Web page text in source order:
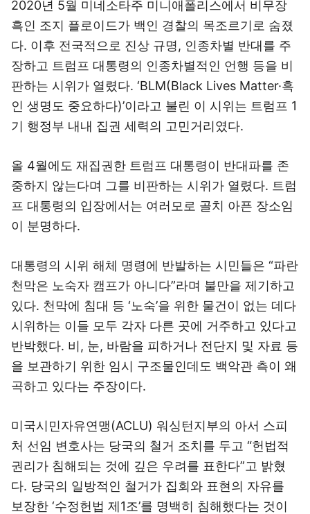
2020년 5월 미네소타주 미니애폴리스에서 비무장
흑인 조지 플로이드가 백인 경찰의 목조르기로 숨졌
다. 이후 전국적으로 진상 규명, 인종차별 반대를 주
장하고 트럼프 대통령의 인종차별적인 언행 등을 비
판하는 시위가 열렸다. ‘BLM(Black Lives Matter·흑
인 생명도 중요하다)’이라고 불린 이 시위는 트럼프 1
기 행정부 내내 집권 세력의 고민거리였다.
올 4월에도 재집권한 트럼프 대통령이 반대파를 존
중하지 않는다며 그를 비판하는 시위가 열렸다. 트럼
프 대통령의 입장에서는 여러모로 골치 아픈 장소임
이 분명하다.
대통령의 시위 해체 명령에 반발하는 시민들은 “파란
천막은 노숙자 캠프가 아니다”라며 불만을 제기하고
있다. 천막에 침대 등 ‘노숙’을 위한 물건이 없는 데다
시위하는 이들 모두 각자 다른 곳에 거주하고 있다고
반박했다. 비, 눈, 바람을 피하거나 전단지 및 자료 등
을 보관하기 위한 임시 구조물인데도 백악관 측이 왜
곡하고 있다는 주장이다.
미국시민자유연맹(ACLU) 워싱턴지부의 아서 스피
처 선임 변호사는 당국의 철거 조치를 두고 “헌법적
권리가 침해되는 것에 깊은 우려를 표한다”고 밝혔
다. 당국의 일방적인 철거가 집회와 표현의 자유를
보장한 ‘수정헌법 제1조’를 명백히 침해했다는 것이